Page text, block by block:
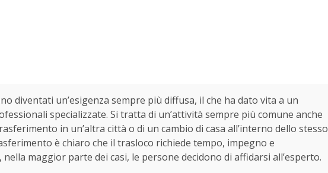
diventati un’esigenza sempre più diffusa, il che ha dato vita a un
specializzate. Si tratta di un’attività sempre più comune anche
in un’altra città o di un cambio di casa all’interno dello stesso
è chiaro che il trasloco richiede tempo, impegno e
maggior parte dei casi, le persone decidono di affidarsi all’esperto.